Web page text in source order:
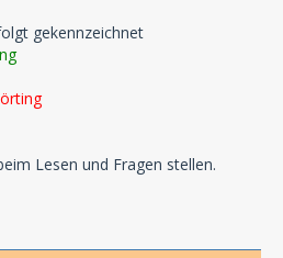
gekennzeichnet
Lesen und Fragen stellen.